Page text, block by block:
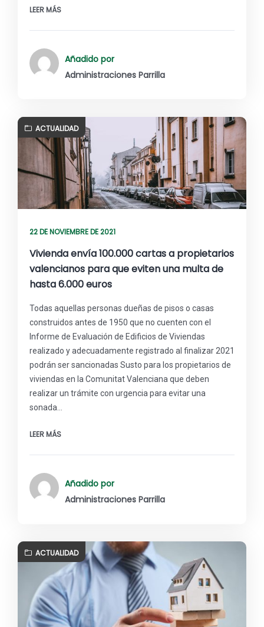
LEER MÁS
Añadido por
Administraciones Parrilla
ACTUALIDAD
22 DE NOVIEMBRE DE 2021
Vivienda envía 100.000 cartas a propietarios
valencianos para que eviten una multa de
hasta 6.000 euros
Todas aquellas personas dueñas de pisos o casas
construidos antes de 1950 que no cuenten con el
Informe de Evaluación de Edificios de Viviendas
realizado y adecuadamente registrado al finalizar 2021
podrán ser sancionadas Susto para los propietarios de
viviendas en la Comunitat Valenciana que deben
realizar un trámite con urgencia para evitar una
sonada…
LEER MÁS
Añadido por
Administraciones Parrilla
ACTUALIDAD